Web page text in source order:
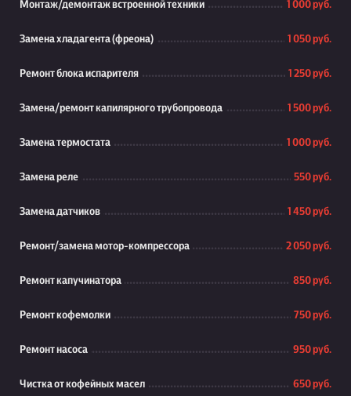
Монтаж/демонтаж встроенной техники 1 000 руб.
Замена хладагента (фреона) 1 050 руб.
Ремонт блока испарителя 1 250 руб.
Замена/ремонт капилярного трубопровода 1 500 руб.
Замена термостата 1 000 руб.
Замена реле 550 руб.
Замена датчиков 1 450 руб.
Ремонт/замена мотор-компрессора 2 050 руб.
Ремонт капучинатора 850 руб.
Ремонт кофемолки 750 руб.
Ремонт насоса 950 руб.
Чистка от кофейных масел 650 руб.